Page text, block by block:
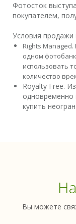
Фотосток
покупателем,
Условия продажи
Rights
одном
использовать
количество
Royalty Free.
одновременно
купить
Вы можете